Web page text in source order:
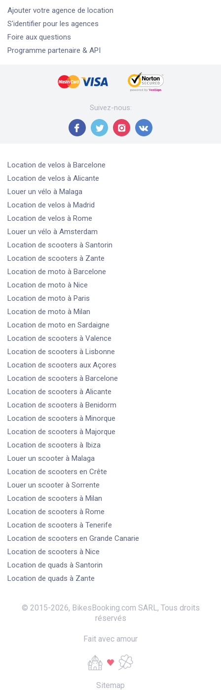
Ajouter votre agence de location
S'identifier pour les agences
Foire aux questions
Programme partenaire & API
Suivez-nous:
Location de velos à Barcelone
Location de velos à Alicante
Louer un vélo à Malaga
Location de velos à Madrid
Location de velos à Rome
Louer un vélo à Amsterdam
Location de scooters à Santorin
Location de scooters à Zante
Location de moto à Barcelone
Location de moto à Nice
Location de moto à Paris
Location de moto à Milan
Location de moto en Sardaigne
Location de scooters à Valence
Location de scooters à Lisbonne
Location de scooters aux Açores
Location de scooters à Barcelone
Location de scooters à Alicante
Location de scooters à Benidorm
Location de scooters à Minorque
Location de scooters à Majorque
Location de scooters à Ibiza
Louer un scooter à Malaga
Location de scooters en Crête
Louer un scooter à Sorrente
Location de scooters à Milan
Location de scooters à Rome
Location de scooters à Tenerife
Location de scooters en Grande Canarie
Location de scooters à Nice
Location de quads à Santorin
Location de quads à Zante
© 2015-2026, BikesBooking.com SARL, Tous droits
réservés
Fait avec amour
Sitemap